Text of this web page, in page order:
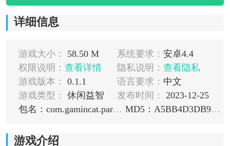
详细信息
游戏大小： 58.50 M 系统要求： 安卓4.4
权限说明： 查看详情 隐私说明： 查看隐私
游戏版本：
0.1.1 语言要求： 中文
游戏类型：
休闲益智 发布时间：
2023-12-25
包名：com.gamincat.parkingattendant
MD5：A5BB4D3DB9EC6E4740390D34BB75EE3A
游戏介绍